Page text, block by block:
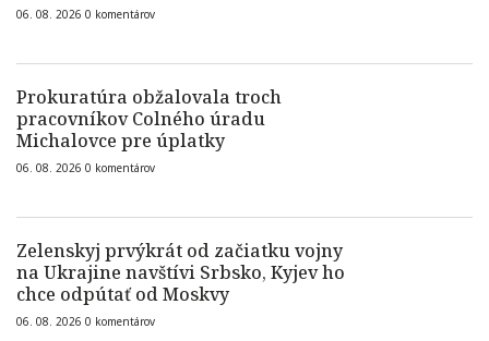
06. 08. 2026 0 komentárov
Prokuratúra obžalovala troch
pracovníkov Colného úradu
Michalovce pre úplatky
06. 08. 2026 0 komentárov
Zelenskyj prvýkrát od začiatku vojny
na Ukrajine navštívi Srbsko, Kyjev ho
chce odpútať od Moskvy
06. 08. 2026 0 komentárov